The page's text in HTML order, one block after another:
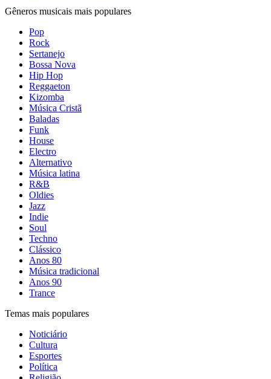
Gêneros musicais mais populares
Pop
Rock
Sertanejo
Bossa Nova
Hip Hop
Reggaeton
Kizomba
Música Cristã
Baladas
Funk
House
Electro
Alternativo
Música latina
R&B
Oldies
Jazz
Indie
Soul
Techno
Clássico
Anos 80
Música tradicional
Anos 90
Trance
Temas mais populares
Noticiário
Cultura
Esportes
Política